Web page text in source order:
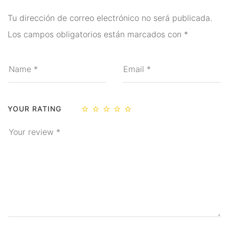
Inciensos y Resinas para
Jabón Esotérico
Chakras
Minerales Mágicos
Tu dirección de correo electrónico no será publicada.
Los campos obligatorios están marcados con *
YOUR RATING